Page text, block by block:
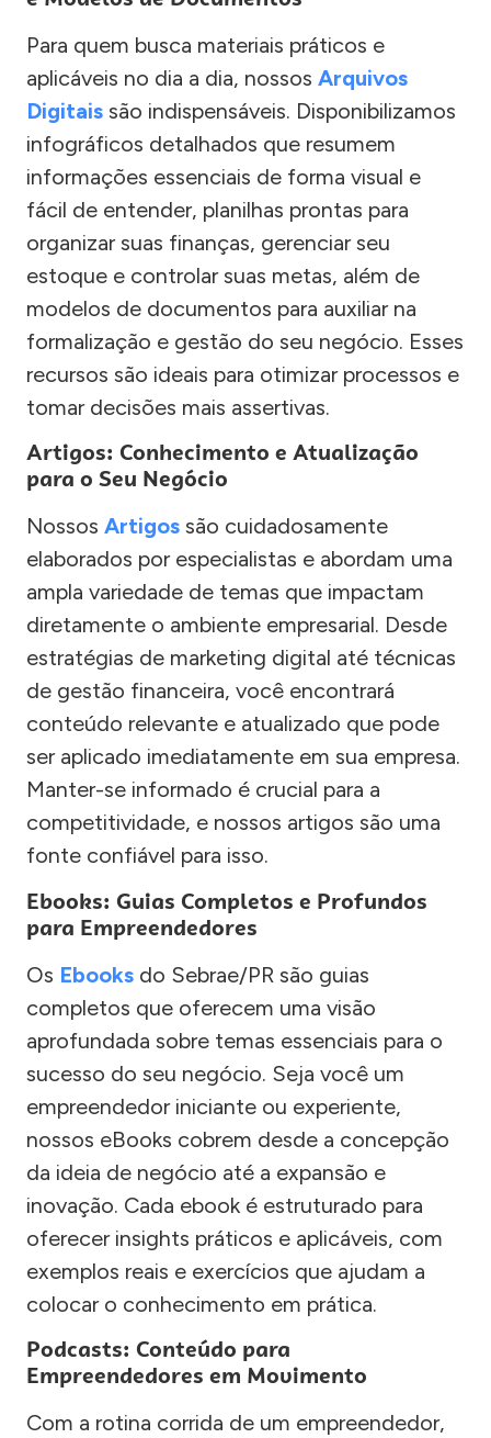
Para quem busca materiais práticos e
aplicáveis no dia a dia, nossos Arquivos
Digitais são indispensáveis. Disponibilizamos
infográficos detalhados que resumem
informações essenciais de forma visual e
fácil de entender, planilhas prontas para
organizar suas finanças, gerenciar seu
estoque e controlar suas metas, além de
modelos de documentos para auxiliar na
formalização e gestão do seu negócio. Esses
recursos são ideais para otimizar processos e
tomar decisões mais assertivas.
Artigos: Conhecimento e Atualização
para o Seu Negócio
Nossos Artigos são cuidadosamente
elaborados por especialistas e abordam uma
ampla variedade de temas que impactam
diretamente o ambiente empresarial. Desde
estratégias de marketing digital até técnicas
de gestão financeira, você encontrará
conteúdo relevante e atualizado que pode
ser aplicado imediatamente em sua empresa.
Manter-se informado é crucial para a
competitividade, e nossos artigos são uma
fonte confiável para isso.
Ebooks: Guias Completos e Profundos
para Empreendedores
Os Ebooks do Sebrae/PR são guias
completos que oferecem uma visão
aprofundada sobre temas essenciais para o
sucesso do seu negócio. Seja você um
empreendedor iniciante ou experiente,
nossos eBooks cobrem desde a concepção
da ideia de negócio até a expansão e
inovação. Cada ebook é estruturado para
oferecer insights práticos e aplicáveis, com
exemplos reais e exercícios que ajudam a
colocar o conhecimento em prática.
Podcasts: Conteúdo para
Empreendedores em Movimento
Com a rotina corrida de um empreendedor,